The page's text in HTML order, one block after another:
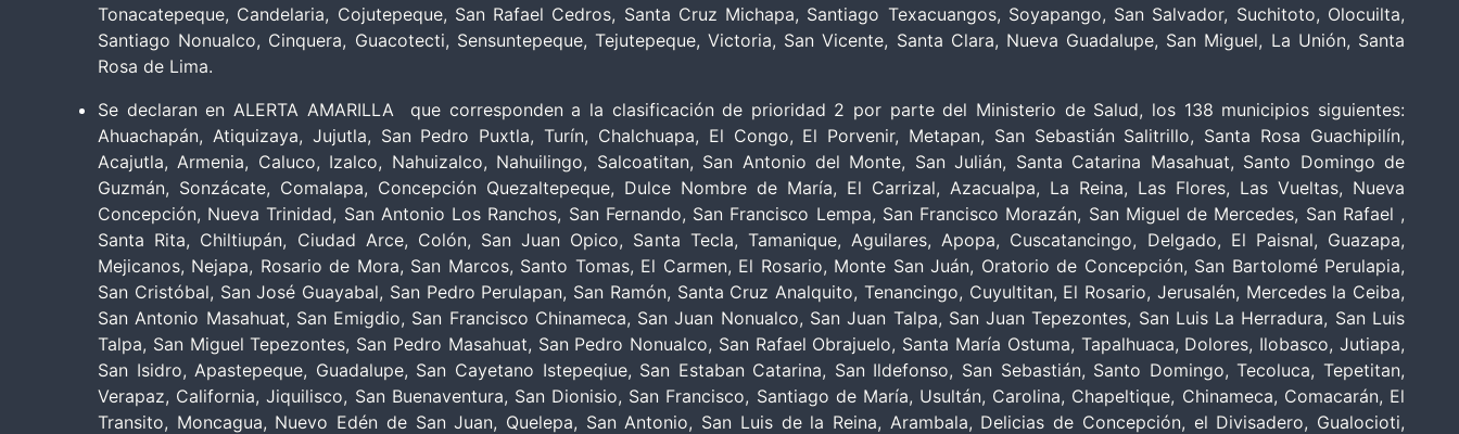
Tonacatepeque, Candelaria, Cojutepeque, San Rafael Cedros, Santa Cruz Michapa, Santiago Texacuangos, Soyapango, San Salvador, Suchitoto, Olocuilta,
Santiago Nonualco, Cinquera, Guacotecti, Sensuntepeque, Tejutepeque, Victoria, San Vicente, Santa Clara, Nueva Guadalupe, San Miguel, La Unión, Santa
Rosa de Lima.
Se declaran en ALERTA AMARILLA que corresponden a la clasificación de prioridad 2 por parte del Ministerio de Salud, los 138 municipios siguientes:
Ahuachapán, Atiquizaya, Jujutla, San Pedro Puxtla, Turín, Chalchuapa, El Congo, El Porvenir, Metapan, San Sebastián Salitrillo, Santa Rosa Guachipilín,
Acajutla, Armenia, Caluco, Izalco, Nahuizalco, Nahuilingo, Salcoatitan, San Antonio del Monte, San Julián, Santa Catarina Masahuat, Santo Domingo de
Guzmán, Sonzácate, Comalapa, Concepción Quezaltepeque, Dulce Nombre de María, El Carrizal, Azacualpa, La Reina, Las Flores, Las Vueltas, Nueva
Concepción, Nueva Trinidad, San Antonio Los Ranchos, San Fernando, San Francisco Lempa, San Francisco Morazán, San Miguel de Mercedes, San Rafael ,
Santa Rita, Chiltiupán, Ciudad Arce, Colón, San Juan Opico, Santa Tecla, Tamanique, Aguilares, Apopa, Cuscatancingo, Delgado, El Paisnal, Guazapa,
Mejicanos, Nejapa, Rosario de Mora, San Marcos, Santo Tomas, El Carmen, El Rosario, Monte San Juán, Oratorio de Concepción, San Bartolomé Perulapia,
San Cristóbal, San José Guayabal, San Pedro Perulapan, San Ramón, Santa Cruz Analquito, Tenancingo, Cuyultitan, El Rosario, Jerusalén, Mercedes la Ceiba,
San Antonio Masahuat, San Emigdio, San Francisco Chinameca, San Juan Nonualco, San Juan Talpa, San Juan Tepezontes, San Luis La Herradura, San Luis
Talpa, San Miguel Tepezontes, San Pedro Masahuat, San Pedro Nonualco, San Rafael Obrajuelo, Santa María Ostuma, Tapalhuaca, Dolores, Ilobasco, Jutiapa,
San Isidro, Apastepeque, Guadalupe, San Cayetano Istepeqiue, San Estaban Catarina, San Ildefonso, San Sebastián, Santo Domingo, Tecoluca, Tepetitan,
Verapaz, California, Jiquilisco, San Buenaventura, San Dionisio, San Francisco, Santiago de María, Usultán, Carolina, Chapeltique, Chinameca, Comacarán, El
Transito, Moncagua, Nuevo Edén de San Juan, Quelepa, San Antonio, San Luis de la Reina, Arambala, Delicias de Concepción, el Divisadero, Gualocioti,